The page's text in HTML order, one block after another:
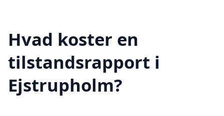
Hvad koster en
tilstandsrapport i
Ejstrupholm?